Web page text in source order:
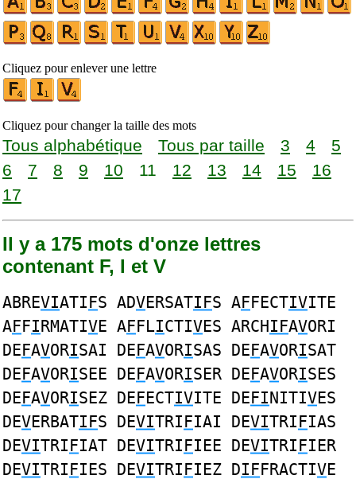
Cliquez pour enlever une lettre
Cliquez pour changer la taille des mots
Tous alphabétique Tous par taille 3 4
5
6
7 8 9 10 11 12 13 14 15
16
17
Il y a 175 mots d'onze lettres
contenant F, I et V
ABREVIATIFS ADVERSATIFS AFFECTIVITE
AFFIRMATIVE AFFLICTIVES ARCHIFAVORI
DEFAVORISAI DEFAVORISAS DEFAVORISAT
DEFAVORISEE DEFAVORISER DEFAVORISES
DEFAVORISEZ DEFECTIVITE DEFINITIVES
DEVERBATIFS DEVITRIFIAI DEVITRIFIAS
DEVITRIFIAT DEVITRIFIEE DEVITRIFIER
DEVITRIFIES DEVITRIFIEZ DIFFRACTIVE